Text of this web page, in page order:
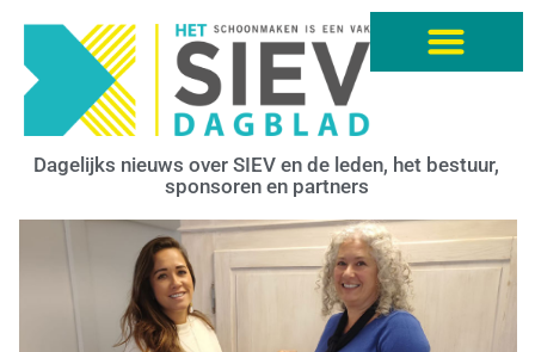
Dagelijks nieuws over SIEV en de leden, het bestuur,
sponsoren en partners